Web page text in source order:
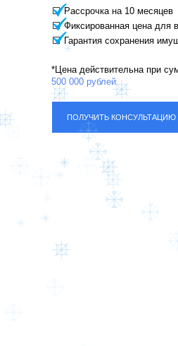
ПОЛУЧИТЬ КОНСУЛЬТАЦИЮ
*Цена действительна при
500 000 рублей
⬜ Рассрочка на 10 месяцев
⬜ Фиксированная цена для
⬜ Гарантия сохранения